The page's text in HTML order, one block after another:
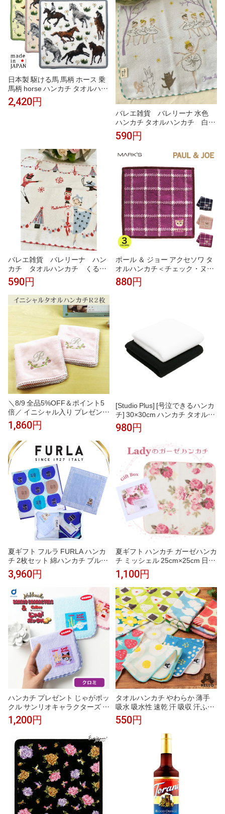
お礼 お返し お祝い
日本製 駆ける馬 馬柄 ホース 乗
馬柄 horse ハンカチ タオルハン
カチ シェニール織 アーンジョー
ギフト プレゼント
2,420円
バレエ雑貨 バレリーナ 水色
ハンカチ タオルハンカチ 白鳥
の湖 プチギフト Shinzi Katoh
発表会プレゼント
590円
バレエ雑貨 バレリーナ ハン
カチ タオルハンカチ くるみ
割り人形 プチギフトShinzi K
atoh
590円
ポール ＆ ジョー アクセソワ タ
オルハンカチ＜チェック・ヌネ
ット刺繍 ＞ チェック柄 大人か
わいい 綿100％ スリット糸使用
880円
＼8/9 全品5%OFF＆ポイント5
倍／ イニシャル入り プレゼント
【イニシャルRのタオルハンカチ
ピンク2枚】プレゼント 女性 タ
オルハンカチ ギフト イニシャル
タオル ギフト ハンカチ イニシ
ャル入り 女性 女性 内祝い お返
し 刺繍 誕生
1,860円
[Studio Plus] [号泣できるハンカ
チ] 30×30cm ハンカチ タオル地
厚手 泣くシーンで活躍 結婚式
葬式 冠婚葬祭 入園式 卒園式 入
980円
夏ギフト フルラ FURLA ハンカ
チ 2枚セット 綿ハンカチ ブルー
50cm タオルハンカチ ブルー 23
cm 高級 海外 イタリア レディー
ス ブランド ギフト プレゼント
女性 人気 おしゃれ かわいい フ
ェミニン スタイリッシュ ラッピ
ング対応 誕生日 お礼 お返し お
祝い
3,960円
夏ギフト ハンカチ ガーゼハンカ
チ ミッシェル 25cm×25cm 日本
製 ギフトボックス入り レディー
ス ギフト プレゼント 女性 赤ち
ゃん ベビー おしゃれ 人気 誕生
日 お礼 お返し お祝い ノベルテ
ィ 贈答品 敬老の日 タオルギフ
ト
1,100円
ハンカチ プレゼント じゃがポッ
クル サンリオキャラクターズ 織
ネームタオル クロミ 1枚 北海道
限定 タオル ハンカチ キティち
ゃん Sanrio キャラクター グッ
ズ お土産 プレゼント ギフト か
わいい レディース 子供 北海道
土産 父の日 【パケ】
1,200円
タオルハンカチ やわらか 薄手
吸水 吸水性 速乾 汗 吸収 汗ふき
おしゃれ 柄物 レディース 女の
子 かわいい まとめ買い 綿 綿10
0 コットン HELLOBEAR 現代百
貨 A293 Gh018
550円